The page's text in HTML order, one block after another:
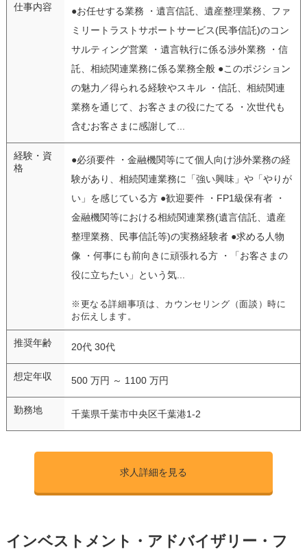
仕事内容
●お任せする業務 ・遺言信託、遺産整理業務、ファ
ミリートラストサポートサービス(民亊信託)のコン
サルティング営業 ・遺言執行に係る渉外業務 ・信
託、相続関連業務に係る業務全般 ●このポジション
の魅力／得られる経験やスキル ・信託、相続関連
業務を通じて、お客さまの役にたてる ・次世代も
含むお客さまに感謝して...
経験・資
格
●必須要件 ・金融機関等にて個人向け渉外業務の経
験があり、相続関連業務に「強い興味」や「やりが
い」を感じている方 ●歓迎要件 ・FP1級保有者 ・
金融機関等における相続関連業務(遺言信託、遺産
整理業務、民事信託等)の実務経験者 ●求める人物
像 ・何事にも前向きに頑張れる方 ・「お客さまの
役に立ちたい」という気...
※更なる詳細事項は、カウンセリング（面談）時に
お伝えします。
推奨年齢 20代 30代
想定年収 500 万円 ～ 1100 万円
勤務地 千葉県千葉市中央区千葉港1-2
求人詳細を見る
インベストメント・アドバイザリー・フ